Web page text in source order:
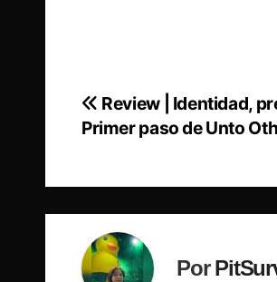
Navegación
entradas
Review | Identidad,
Primer paso de Unto
Por